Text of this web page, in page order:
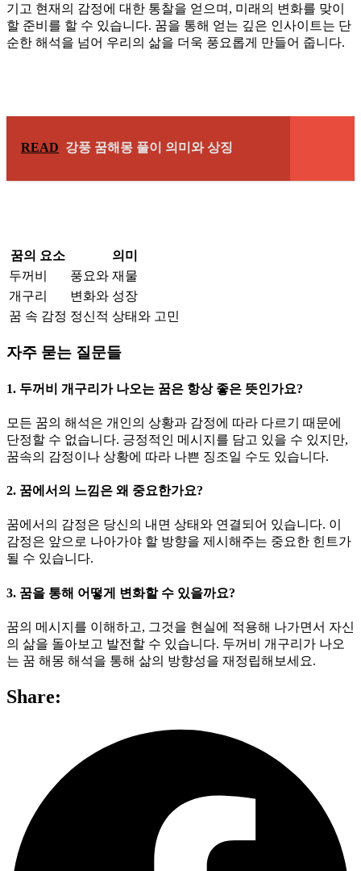
기고 현재의 감정에 대한 통찰을 얻으며, 미래의 변화를 맞이
할 준비를 할 수 있습니다. 꿈을 통해 얻는 깊은 인사이트는 단
순한 해석을 넘어 우리의 삶을 더욱 풍요롭게 만들어 줍니다.
READ 강풍 꿈해몽 풀이 의미와 상징
꿈의 요소
의미
두꺼비
풍요와 재물
개구리
변화와 성장
꿈 속 감정 정신적 상태와 고민
자주 묻는 질문들
1. 두꺼비 개구리가 나오는 꿈은 항상 좋은 뜻인가요?
모든 꿈의 해석은 개인의 상황과 감정에 따라 다르기 때문에
단정할 수 없습니다. 긍정적인 메시지를 담고 있을 수 있지만,
꿈속의 감정이나 상황에 따라 나쁜 징조일 수도 있습니다.
2. 꿈에서의 느낌은 왜 중요한가요?
꿈에서의 감정은 당신의 내면 상태와 연결되어 있습니다. 이
감정은 앞으로 나아가야 할 방향을 제시해주는 중요한 힌트가
될 수 있습니다.
3. 꿈을 통해 어떻게 변화할 수 있을까요?
꿈의 메시지를 이해하고, 그것을 현실에 적용해 나가면서 자신
의 삶을 돌아보고 발전할 수 있습니다. 두꺼비 개구리가 나오
는 꿈 해몽 해석을 통해 삶의 방향성을 재정립해보세요.
Share: